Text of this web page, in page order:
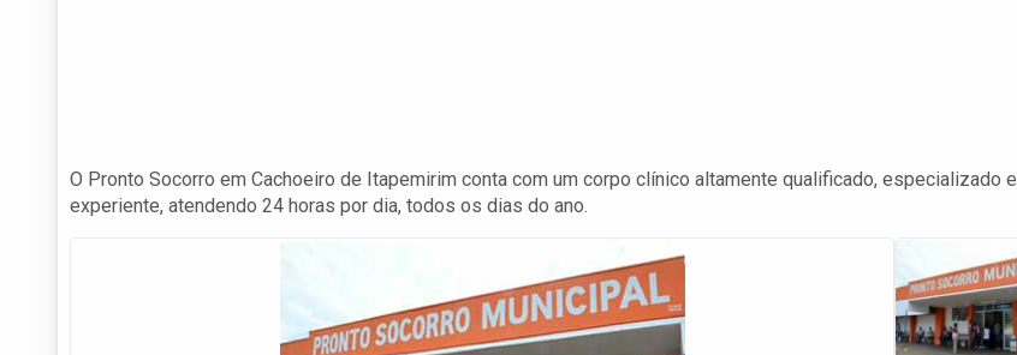
O Pronto Socorro em Cachoeiro de Itapemirim conta com um corpo clínico altamente qualificado, especializado e
experiente, atendendo 24 horas por dia, todos os dias do ano.